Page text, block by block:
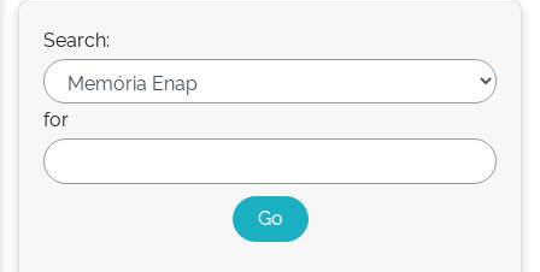
Search:
for